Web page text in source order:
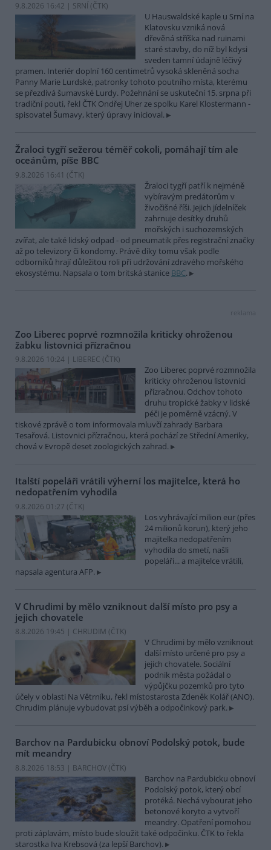
9.8.2026 16:42 | SRNÍ (ČTK)
U Hauswaldské kaple u Srní na
Klatovsku vzniká nová
dřevěná stříška nad ruinami
staré stavby, do níž byl kdysi
sveden tamní údajně léčivý
pramen. Interiér doplní 160 centimetrů vysoká skleněná socha
Panny Marie Lurdské, patronky tohoto poutního místa, kterému
se přezdívá šumavské Lurdy. Požehnání se uskuteční 15. srpna při
tradiční pouti, řekl ČTK Ondřej Uher ze spolku Karel Klostermann -
spisovatel Šumavy, který úpravy inicioval.
Žraloci tygří sežerou téměř cokoli, pomáhají tím ale
oceánům, píše BBC
9.8.2026 16:41 (ČTK)
Žraloci tygří patří k nejméně
vybíravým predátorům v
živočišné říši. Jejich jídelníček
zahrnuje desítky druhů
mořských i suchozemských
zvířat, ale také lidský odpad - od pneumatik přes registrační značky
až po televizory či kondomy. Právě díky tomu však podle
odborníků hrají důležitou roli při udržování zdravého mořského
ekosystému. Napsala o tom britská stanice BBC.
reklama
Zoo Liberec poprvé rozmnožila kriticky ohroženou
žabku listovnici přízračnou
9.8.2026 10:24 | LIBEREC (ČTK)
Zoo Liberec poprvé rozmnožila
kriticky ohroženou listovnici
přízračnou. Odchov tohoto
druhu tropické žabky v lidské
péči je poměrně vzácný. V
tiskové zprávě o tom informovala mluvčí zahrady Barbara
Tesařová. Listovnici přízračnou, která pochází ze Střední Ameriky,
chová v Evropě deset zoologických zahrad.
Italští popeláři vrátili výherní los majitelce, která ho
nedopatřením vyhodila
9.8.2026 01:27 (ČTK)
Los vyhrávající milion eur (přes
24 milionů korun), který jeho
majitelka nedopatřením
vyhodila do smetí, našli
popeláři... a majitelce vrátili,
napsala agentura AFP.
V Chrudimi by mělo vzniknout další místo pro psy a
jejich chovatele
8.8.2026 19:45 | CHRUDIM (ČTK)
V Chrudimi by mělo vzniknout
další místo určené pro psy a
jejich chovatele. Sociální
podnik města požádal o
výpůjčku pozemků pro tyto
účely v oblasti Na Větrníku, řekl místostarosta Zdeněk Kolář (ANO).
Chrudim plánuje vybudovat psí výběh a odpočinkový park.
Barchov na Pardubicku obnoví Podolský potok, bude
mít meandry
8.8.2026 18:53 | BARCHOV (ČTK)
Barchov na Pardubicku obnoví
Podolský potok, který obcí
protéká. Nechá vybourat jeho
betonové koryto a vytvoří
meandry. Opatření pomohou
proti záplavám, místo bude sloužit také odpočinku. ČTK to řekla
starostka Iva Krebsová (za lepší Barchov).